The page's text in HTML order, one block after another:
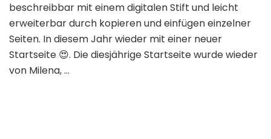
beschreibbar mit einem digitalen Stift und leicht
erweiterbar durch kopieren und einfügen einzelner
Seiten. In diesem Jahr wieder mit einer neuer
Startseite 😍. Die diesjährige Startseite wurde wieder
von Milena, …